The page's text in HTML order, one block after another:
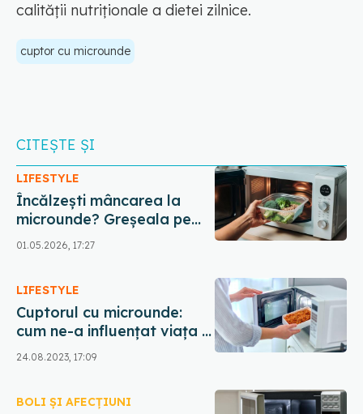
calității nutriționale a dietei zilnice.
cuptor cu microunde
CITEȘTE ȘI
LIFESTYLE
Încălzești mâncarea la
microunde? Greșeala pe
care mulți o fac fără să
01.05.2026, 17:27
LIFESTYLE
Cuptorul cu microunde:
cum ne-a influențat viața în
ultimii 80 de ani
24.08.2023, 17:09
BOLI ȘI AFECȚIUNI